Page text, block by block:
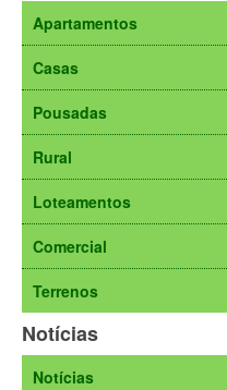
Apartamentos
Casas
Pousadas
Rural
Loteamentos
Comercial
Terrenos
Notícias
Notícias